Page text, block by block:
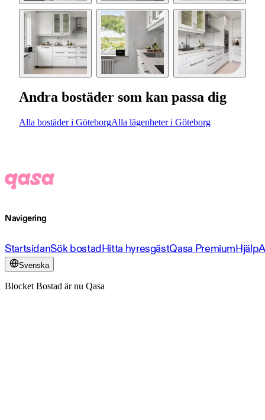
Andra bostäder som kan passa dig
Alla bostäder i GöteborgAlla lägenheter i Göteborg
Navigering
StartsidanSök bostadHitta hyresgästQasa PremiumHjälp
Svenska
Blocket Bostad är nu Qasa